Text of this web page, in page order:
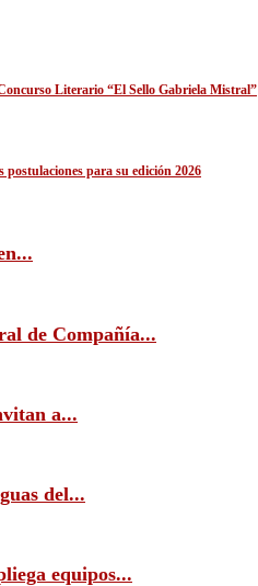
Literario “El Sello Gabriela Mistral”
para su edición 2026
de Compañía...
a...
del...
equipos...